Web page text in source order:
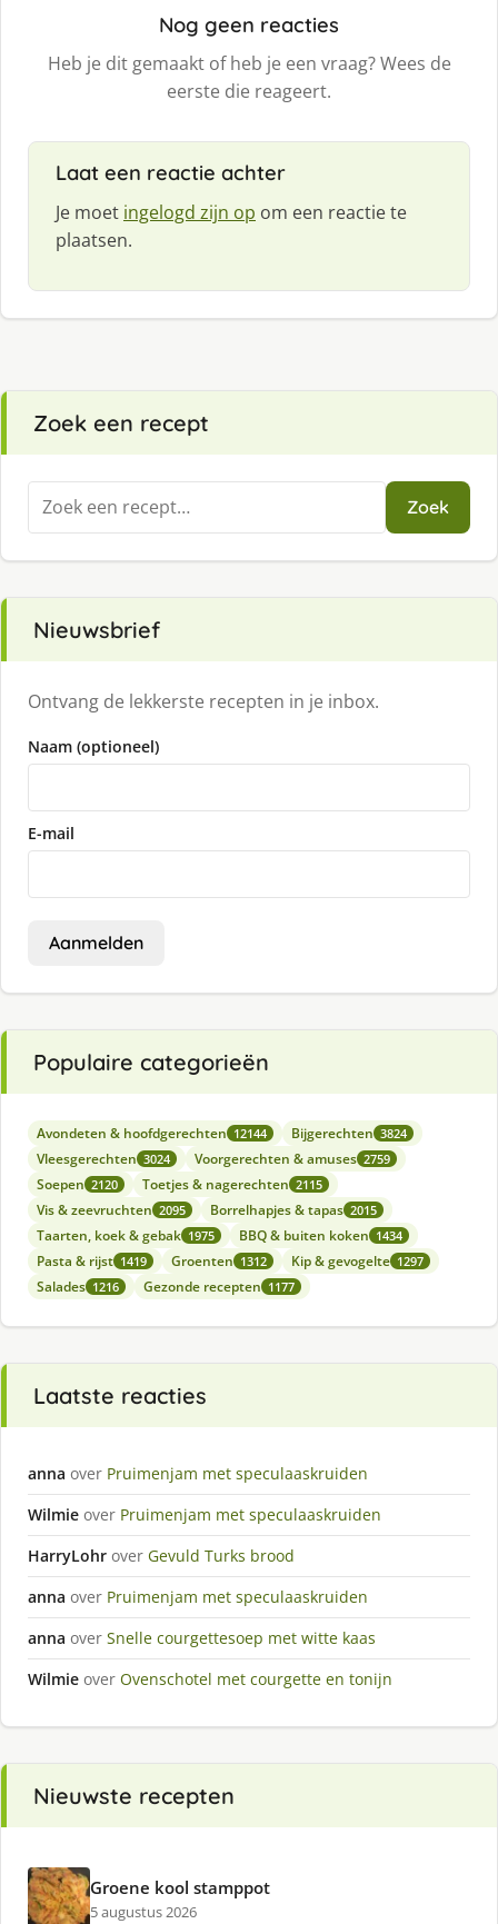
Nog geen reacties
Heb je dit gemaakt of heb je een vraag? Wees de
eerste die reageert.
Laat een reactie achter
Je moet ingelogd zijn op om een reactie te
plaatsen.
Zoek een recept
Zoeken
naar:
Zoek
Nieuwsbrief
Ontvang de lekkerste recepten in je inbox.
Naam (optioneel)
E-mail
Aanmelden
Populaire categorieën
Avondeten & hoofdgerechten 12144 Bijgerechten 3824
Vleesgerechten 3024 Voorgerechten & amuses 2759
Soepen 2120 Toetjes & nagerechten 2115
Vis & zeevruchten 2095 Borrelhapjes & tapas 2015
Taarten, koek & gebak 1975 BBQ & buiten koken 1434
Pasta & rijst 1419 Groenten 1312 Kip & gevogelte 1297
Salades 1216 Gezonde recepten 1177
Laatste reacties
anna over Pruimenjam met speculaaskruiden
Wilmie over Pruimenjam met speculaaskruiden
HarryLohr over Gevuld Turks brood
anna over Pruimenjam met speculaaskruiden
anna over Snelle courgettesoep met witte kaas
Wilmie over Ovenschotel met courgette en tonijn
Nieuwste recepten
Groene kool stamppot
5 augustus 2026